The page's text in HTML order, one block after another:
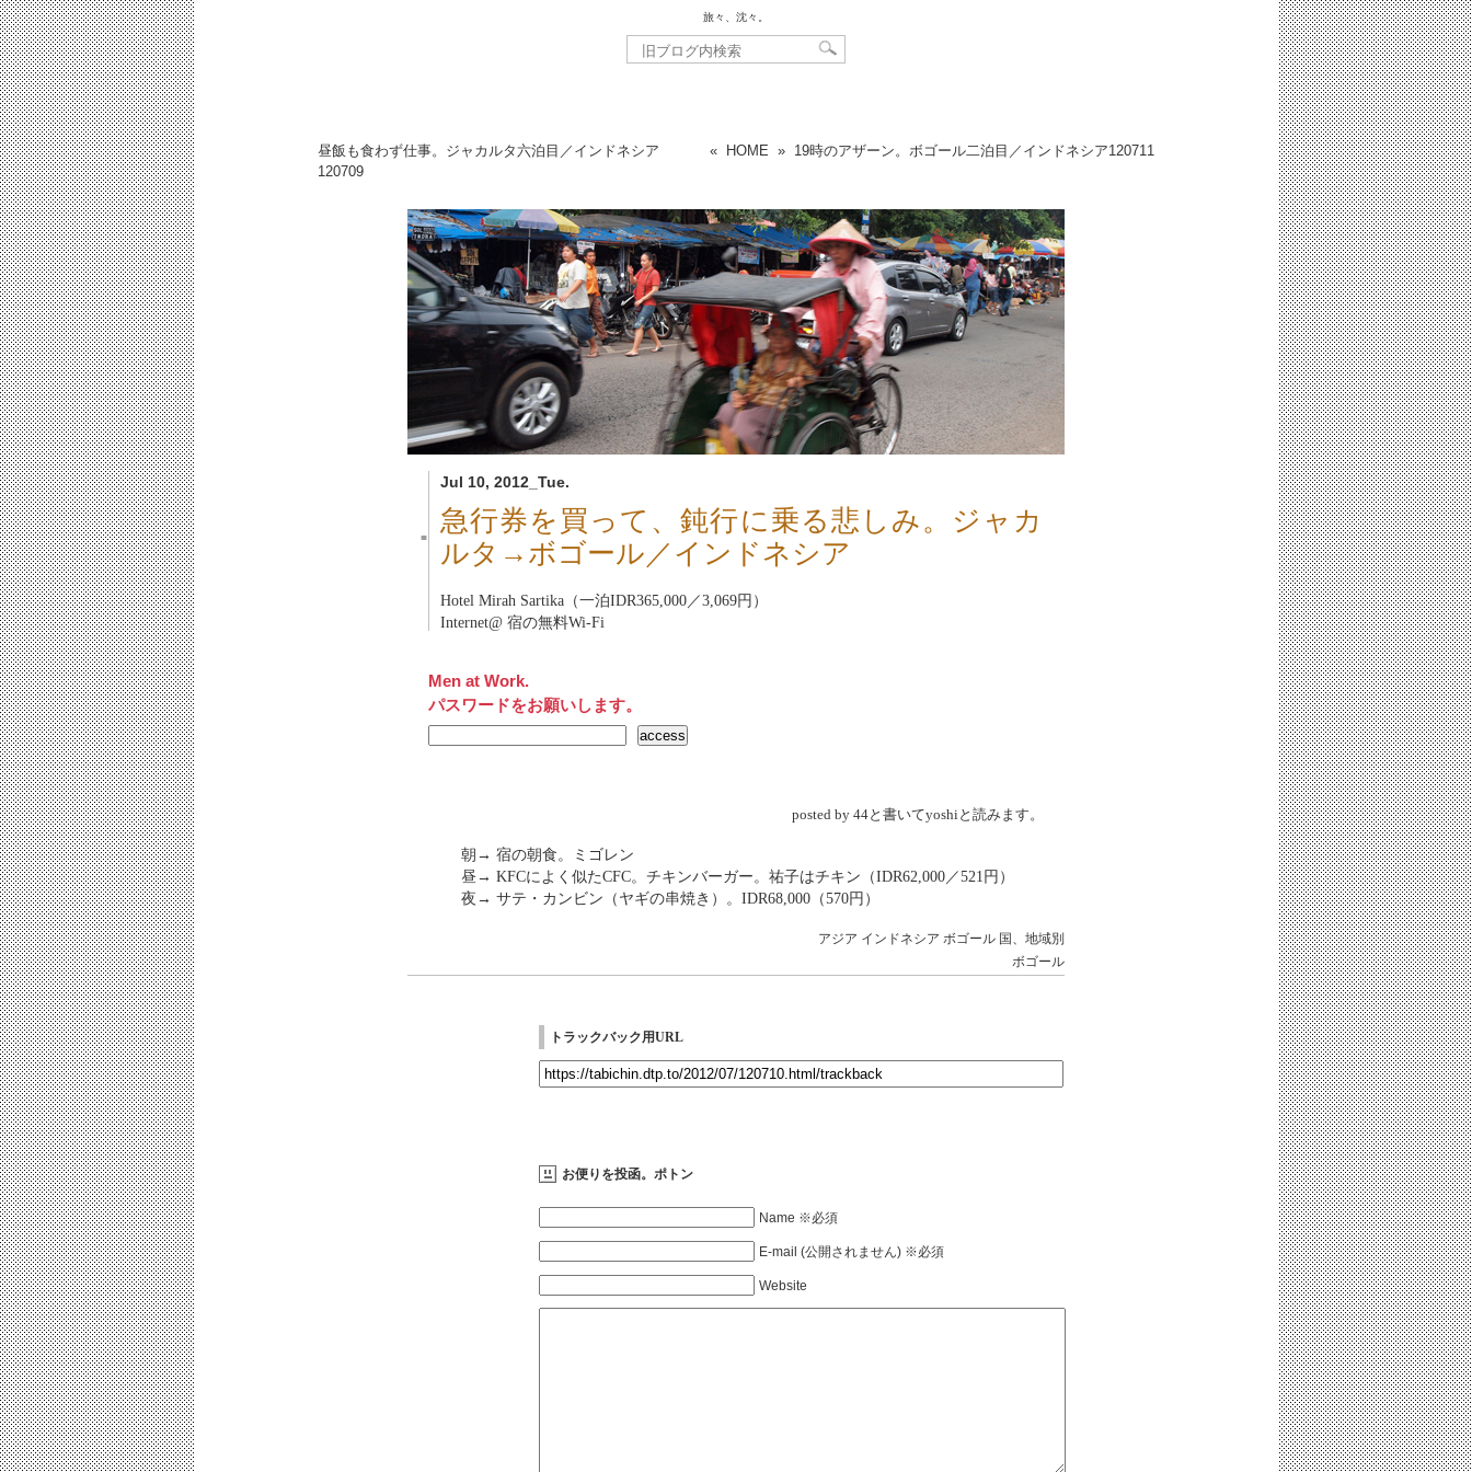
旅々、沈々。
昼飯も食わず仕事。ジャカルタ六泊目／インドネシア
120709
« HOME » 19時のアザーン。ボゴール二泊目／インドネシア120711
Jul 10, 2012_Tue.
■
急行券を買って、鈍行に乗る悲しみ。ジャカ
ルタ→ボゴール／インドネシア
Hotel Mirah Sartika（一泊IDR365,000／3,069円）
Internet@ 宿の無料Wi-Fi
Men at Work.
パスワードをお願いします。
posted by 44と書いてyoshiと読みます。
朝→ 宿の朝食。ミゴレン
昼→ KFCによく似たCFC。チキンバーガー。祐子はチキン（IDR62,000／521円）
夜→ サテ・カンビン（ヤギの串焼き）。IDR68,000（570円）
アジア インドネシア ボゴール 国、地域別
ボゴール
トラックバック用URL
お便りを投函。ポトン
Name ※必須
E-mail (公開されません) ※必須
Website